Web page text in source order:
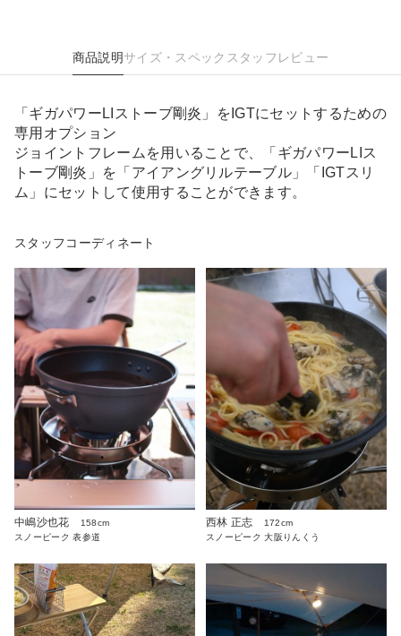
商品説明サイズ・スペック スタッフレビュー
「ギガパワーLIストーブ剛炎」をIGTにセットするための
専用オプション
ジョイントフレームを用いることで、「ギガパワーLIス
トーブ剛炎」を「アイアングリルテーブル」「IGTスリ
ム」にセットして使用することができます。
スタッフコーディネート
中嶋沙也花
158cm
スノーピーク 表参道
西林 正志
172cm
スノーピーク 大阪りんくう